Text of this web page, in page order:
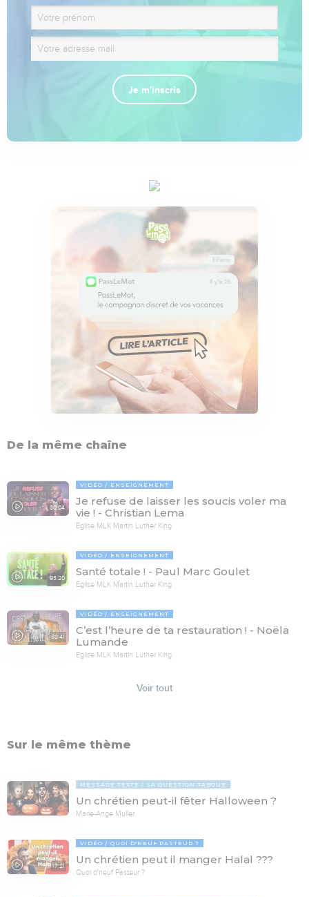
Je m'inscris
De la même chaîne
80:04
VIDÉO ENSEIGNEMENT
Je refuse de laisser les soucis voler ma
vie ! - Christian Lema
Eglise MLK Martin Luther King
93:20
VIDÉO ENSEIGNEMENT
Santé totale ! - Paul Marc Goulet
Eglise MLK Martin Luther King
88:41
VIDÉO ENSEIGNEMENT
C’est l’heure de ta restauration ! - Noëla
Lumande
Eglise MLK Martin Luther King
Voir tout
Sur le même thème
MESSAGE TEXTE LA QUESTION TABOUE
Un chrétien peut-il fêter Halloween ?
Marie-Ange Muller
17:21
VIDÉO QUOI D'NEUF PASTEUR ?
Un chrétien peut il manger Halal ???
Quoi d'neuf Pasteur ?